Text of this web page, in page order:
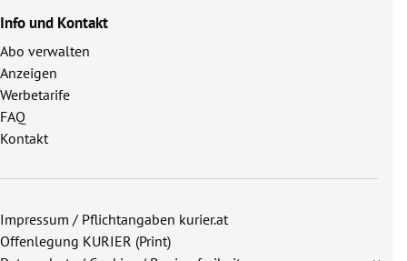
Info und Kontakt
Abo verwalten
Anzeigen
Werbetarife
FAQ
Kontakt
Impressum / Pflichtangaben kurier.at
Offenlegung KURIER (Print)